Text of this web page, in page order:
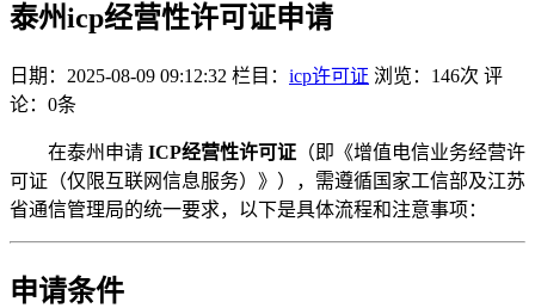
泰州icp经营性许可证申请
日期：2025-08-09 09:12:32 栏目： icp许可证 浏览：146次 评
论：0条
在泰州申请 ICP经营性许可证 （即《增值电信业务经营许
可证（仅限互联网信息服务）》），需遵循国家工信部及江苏
省通信管理局的统一要求，以下是具体流程和注意事项：
申请条件